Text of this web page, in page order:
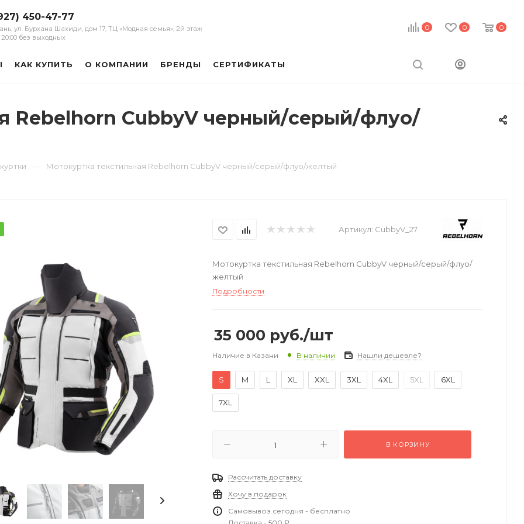
0 0 0
450-47-77
ул. Бурхана Шахиди, дом 17, ТЦ «Модная семья», 2й этаж
20:00 без выходных
КАК КУПИТЬ О КОМПАНИИ БРЕНДЫ СЕРТИФИКАТЫ
Rebelhorn CubbyV черный/серый/флуо/
— Мотокуртка текстильная Rebelhorn CubbyV черный/серый/флуо/желтый
Артикул: CubbyV_27
Мотокуртка текстильная Rebelhorn CubbyV черный/серый/флуо/
желтый
Подробности
35 000 руб./шт
Наличие в Казани В наличии Нашли дешевле?
S M L XL XXL 3XL 4XL 5XL 6XL
7XL
В КОРЗИНУ
Рассчитать доставку
Хочу в подарок
Самовывоз сегодня - бесплатно